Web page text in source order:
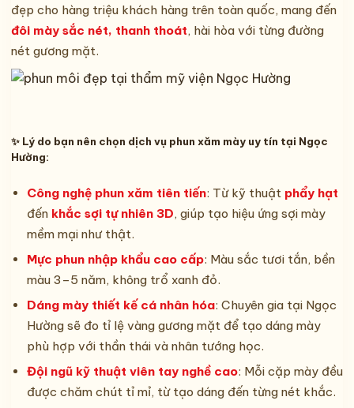
đẹp cho hàng triệu khách hàng trên toàn quốc, mang đến
đôi mày sắc nét, thanh thoát, hài hòa với từng đường
nét gương mặt.
✨ Lý do bạn nên chọn dịch vụ phun xăm mày uy tín tại Ngọc
Hường:
Công nghệ phun xăm tiên tiến: Từ kỹ thuật phẩy hạt
đến khắc sợi tự nhiên 3D, giúp tạo hiệu ứng sợi mày
mềm mại như thật.
Mực phun nhập khẩu cao cấp: Màu sắc tươi tắn, bền
màu 3–5 năm, không trổ xanh đỏ.
Dáng mày thiết kế cá nhân hóa: Chuyên gia tại Ngọc
Hường sẽ đo tỉ lệ vàng gương mặt để tạo dáng mày
phù hợp với thần thái và nhân tướng học.
Đội ngũ kỹ thuật viên tay nghề cao: Mỗi cặp mày đều
được chăm chút tỉ mỉ, từ tạo dáng đến từng nét khắc.